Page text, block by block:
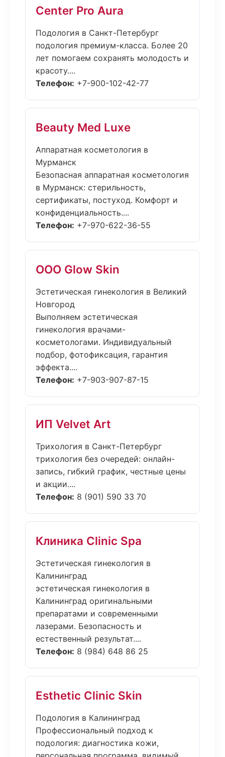
Center Pro Aura
Подология в Санкт-Петербург
подология премиум-класса. Более 20
лет помогаем сохранять молодость и
красоту....
Телефон: +7-900-102-42-77
Beauty Med Luxe
Аппаратная косметология в
Мурманск
Безопасная аппаратная косметология
в Мурманск: стерильность,
сертификаты, постуход. Комфорт и
конфиденциальность....
Телефон: +7-970-622-36-55
ООО Glow Skin
Эстетическая гинекология в Великий
Новгород
Выполняем эстетическая
гинекология врачами-
косметологами. Индивидуальный
подбор, фотофиксация, гарантия
эффекта....
Телефон: +7-903-907-87-15
ИП Velvet Art
Трихология в Санкт-Петербург
трихология без очередей: онлайн-
запись, гибкий график, честные цены
и акции....
Телефон: 8 (901) 590 33 70
Клиника Clinic Spa
Эстетическая гинекология в
Калининград
эстетическая гинекология в
Калининград оригинальными
препаратами и современными
лазерами. Безопасность и
естественный результат....
Телефон: 8 (984) 648 86 25
Esthetic Clinic Skin
Подология в Калининград
Профессиональный подход к
подология: диагностика кожи,